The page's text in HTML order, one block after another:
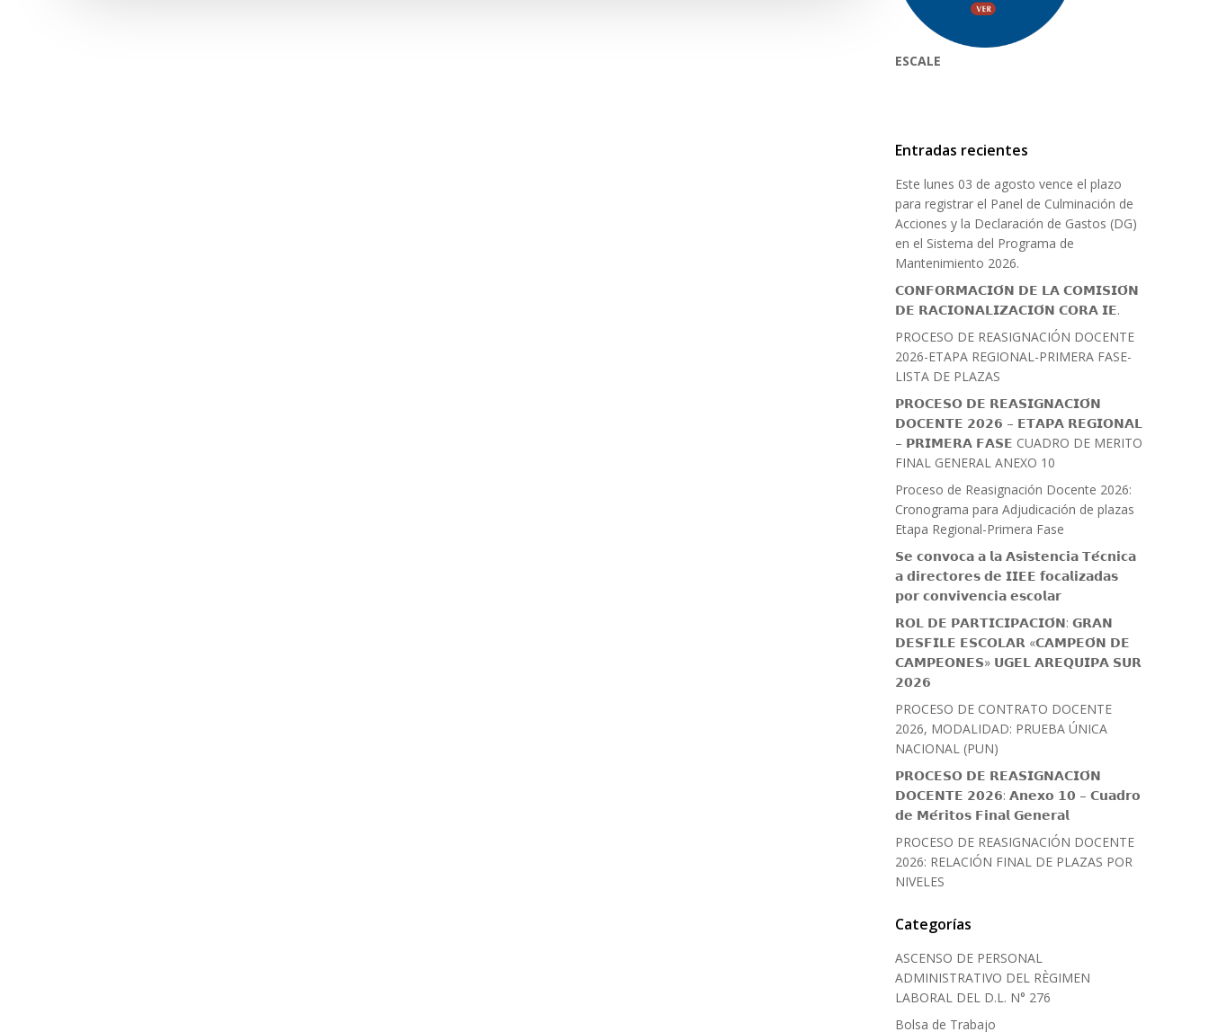
ESCALE
Entradas recientes
Este lunes 03 de agosto vence el plazo
para registrar el Panel de Culminación de
Acciones y la Declaración de Gastos (DG)
en el Sistema del Programa de
Mantenimiento 2026.
𝗖𝗢𝗡𝗙𝗢𝗥𝗠𝗔𝗖𝗜𝗢́𝗡 𝗗𝗘 𝗟𝗔 𝗖𝗢𝗠𝗜𝗦𝗜𝗢́𝗡
𝗗𝗘 𝗥𝗔𝗖𝗜𝗢𝗡𝗔𝗟𝗜𝗭𝗔𝗖𝗜𝗢́𝗡 𝗖𝗢𝗥𝗔 𝗜𝗘.
PROCESO DE REASIGNACIÓN DOCENTE
2026-ETAPA REGIONAL-PRIMERA FASE-
LISTA DE PLAZAS
𝗣𝗥𝗢𝗖𝗘𝗦𝗢 𝗗𝗘 𝗥𝗘𝗔𝗦𝗜𝗚𝗡𝗔𝗖𝗜𝗢́𝗡
𝗗𝗢𝗖𝗘𝗡𝗧𝗘 𝟮𝟬𝟮𝟲 – 𝗘𝗧𝗔𝗣𝗔 𝗥𝗘𝗚𝗜𝗢𝗡𝗔𝗟
– 𝗣𝗥𝗜𝗠𝗘𝗥𝗔 𝗙𝗔𝗦𝗘 CUADRO DE MERITO
FINAL GENERAL ANEXO 10
Proceso de Reasignación Docente 2026:
Cronograma para Adjudicación de plazas
Etapa Regional-Primera Fase
𝗦𝗲 𝗰𝗼𝗻𝘃𝗼𝗰𝗮 𝗮 𝗹𝗮 𝗔𝘀𝗶𝘀𝘁𝗲𝗻𝗰𝗶𝗮 𝗧𝗲́𝗰𝗻𝗶𝗰𝗮
𝗮 𝗱𝗶𝗿𝗲𝗰𝘁𝗼𝗿𝗲𝘀 𝗱𝗲 𝗜𝗜𝗘𝗘 𝗳𝗼𝗰𝗮𝗹𝗶𝘇𝗮𝗱𝗮𝘀
𝗽𝗼𝗿 𝗰𝗼𝗻𝘃𝗶𝘃𝗲𝗻𝗰𝗶𝗮 𝗲𝘀𝗰𝗼𝗹𝗮𝗿
𝗥𝗢𝗟 𝗗𝗘 𝗣𝗔𝗥𝗧𝗜𝗖𝗜𝗣𝗔𝗖𝗜𝗢́𝗡: 𝗚𝗥𝗔𝗡
𝗗𝗘𝗦𝗙𝗜𝗟𝗘 𝗘𝗦𝗖𝗢𝗟𝗔𝗥 «𝗖𝗔𝗠𝗣𝗘𝗢́𝗡 𝗗𝗘
𝗖𝗔𝗠𝗣𝗘𝗢𝗡𝗘𝗦» 𝗨𝗚𝗘𝗟 𝗔𝗥𝗘𝗤𝗨𝗜𝗣𝗔 𝗦𝗨𝗥
𝟮𝟬𝟮𝟲
PROCESO DE CONTRATO DOCENTE
2026, MODALIDAD: PRUEBA ÚNICA
NACIONAL (PUN)
𝗣𝗥𝗢𝗖𝗘𝗦𝗢 𝗗𝗘 𝗥𝗘𝗔𝗦𝗜𝗚𝗡𝗔𝗖𝗜𝗢́𝗡
𝗗𝗢𝗖𝗘𝗡𝗧𝗘 𝟮𝟬𝟮𝟲: 𝗔𝗻𝗲𝘅𝗼 𝟭𝟬 – 𝗖𝘂𝗮𝗱𝗿𝗼
𝗱𝗲 𝗠𝗲́𝗿𝗶𝘁𝗼𝘀 𝗙𝗶𝗻𝗮𝗹 𝗚𝗲𝗻𝗲𝗿𝗮𝗹
PROCESO DE REASIGNACIÓN DOCENTE
2026: RELACIÓN FINAL DE PLAZAS POR
NIVELES
Categorías
ASCENSO DE PERSONAL
ADMINISTRATIVO DEL RÈGIMEN
LABORAL DEL D.L. N° 276
Bolsa de Trabajo